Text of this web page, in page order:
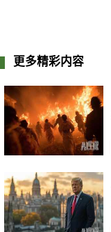
更多精彩内容